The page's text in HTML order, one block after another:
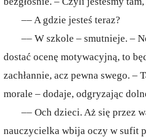
–– A gdzie jesteś teraz?
–– W szkole – smutnieje. –
dostać ocenę motywacyjną, to
zachłannie, acz pewna swego. –
morale – dodaje, odgryzając
–– Och dzieci. Aż się przez
nauczycielka wbija oczy w sufit